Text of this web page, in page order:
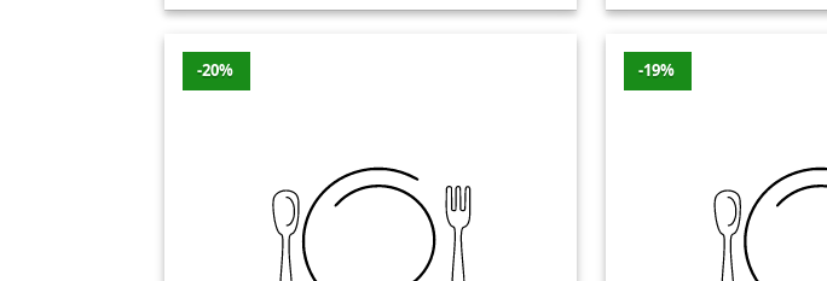
-20% -19%